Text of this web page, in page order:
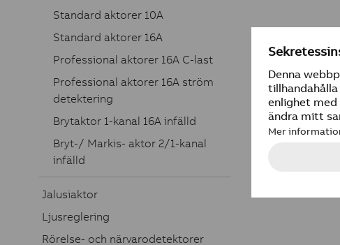
Standard aktorer 10A
Standard aktorer 16A
Professional aktorer 16A C-last
Professional aktorer 16A ström
detektering
Brytaktor 1-kanal 16A infälld
Bryt-/ Markis- aktor 2/1-kanal
infälld
Jalusiaktor
Ljusreglering
Rörelse- och närvarodetektorer